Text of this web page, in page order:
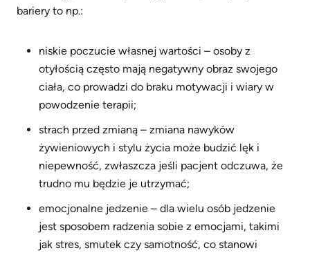
bariery to np.:
niskie poczucie własnej wartości – osoby z
otyłością często mają negatywny obraz swojego
ciała, co prowadzi do braku motywacji i wiary w
powodzenie terapii;
strach przed zmianą – zmiana nawyków
żywieniowych i stylu życia może budzić lęk i
niepewność, zwłaszcza jeśli pacjent odczuwa, że
trudno mu będzie je utrzymać;
emocjonalne jedzenie – dla wielu osób jedzenie
jest sposobem radzenia sobie z emocjami, takimi
jak stres, smutek czy samotność, co stanowi